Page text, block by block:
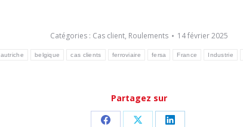
Catégories : Cas client, Roulements
14 février 2025
autriche belgique cas clients ferroviaire fersa France Industrie
Partagez sur